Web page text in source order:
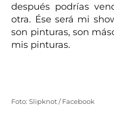
después podrías
otra. Ése será mi
son pinturas, son
mis pinturas.
Foto: Slipknot / Facebook